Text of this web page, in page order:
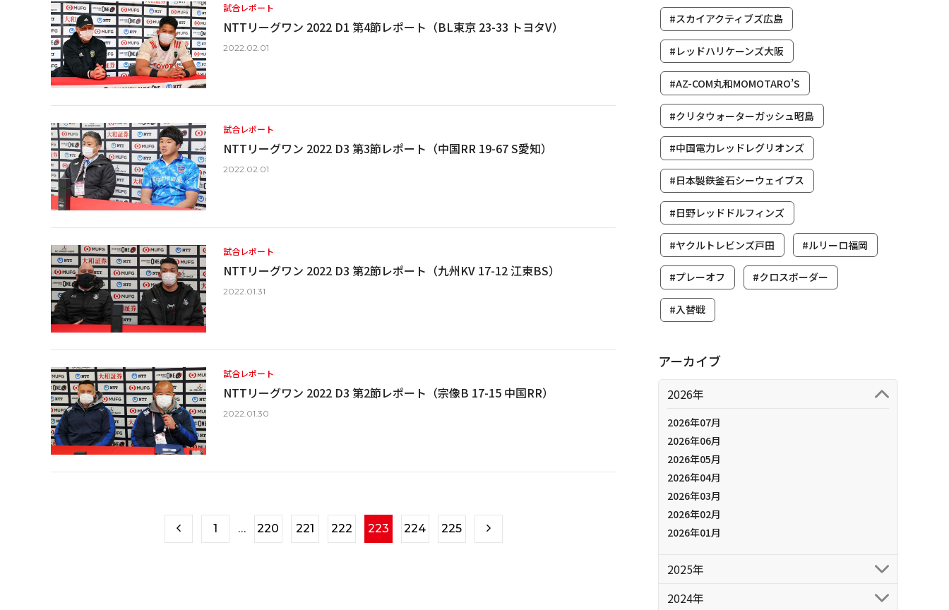
試合レポート
NTTリーグワン 2022 D1 第4節レポート（BL東京 23-33 トヨタV）
2022.02.01
試合レポート
NTTリーグワン 2022 D3 第3節レポート（中国RR 19-67 S愛知）
2022.02.01
試合レポート
NTTリーグワン 2022 D3 第2節レポート（九州KV 17-12 江東BS）
2022.01.31
試合レポート
NTTリーグワン 2022 D3 第2節レポート（宗像B 17-15 中国RR）
2022.01.30
1 … 220 221 222 223 224 225
#スカイアクティブズ広島
#レッドハリケーンズ大阪
#AZ-COM丸和MOMOTARO’S
#クリタウォーターガッシュ昭島
#中国電力レッドレグリオンズ
#日本製鉄釜石シーウェイブス
#日野レッドドルフィンズ
#ヤクルトレビンズ戸田 #ルリーロ福岡
#プレーオフ #クロスボーダー
#入替戦
アーカイブ
2026年
2026年07月
2026年06月
2026年05月
2026年04月
2026年03月
2026年02月
2026年01月
2025年
2024年